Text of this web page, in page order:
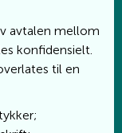
avtalen mellom
konfidensielt.
til en